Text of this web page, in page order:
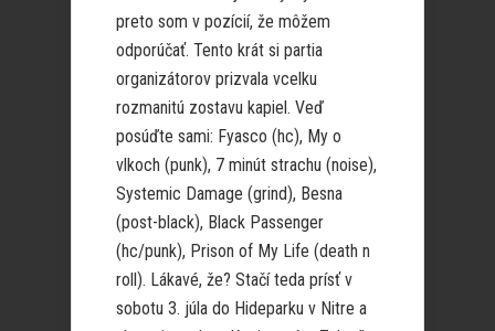
preto som v pozícií, že môžem
odporúčať. Tento krát si partia
organizátorov prizvala vcelku
rozmanitú zostavu kapiel. Veď
posúďte sami: Fyasco (hc), My o
vlkoch (punk), 7 minút strachu (noise),
Systemic Damage (grind), Besna
(post-black), Black Passenger
(hc/punk), Prison of My Life (death n
roll). Lákavé, že? Stačí teda prísť v
sobotu 3. júla do Hideparku v Nitre a